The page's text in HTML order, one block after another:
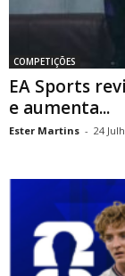
COMPETIÇÕES
EA Sports
e aumenta...
Ester Martins - 24